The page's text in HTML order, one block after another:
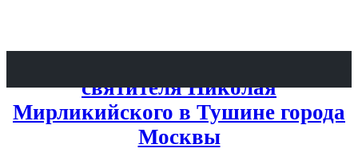
святителя Николая
Мирликийского в Тушине города
Москвы